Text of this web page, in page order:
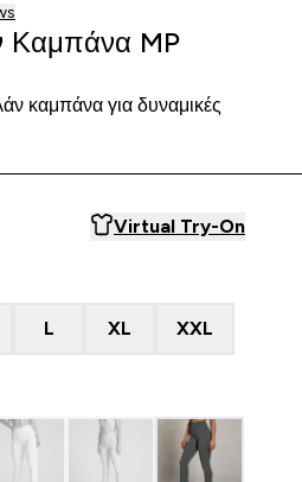
reviews
Καμπάνα MP
καμπάνα για δυναμικές
Virtual Try-On
L XL XXL